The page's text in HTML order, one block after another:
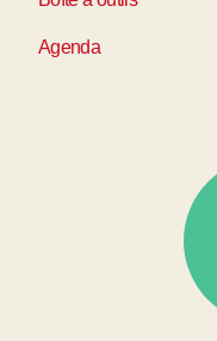
Agenda